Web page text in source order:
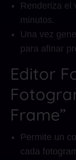
Renderiza el
minutos.
Una vez
para afinar
Editor
Frame”
Permite un
cada